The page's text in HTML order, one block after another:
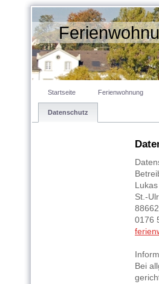
Startseite Ferienwohnung
Datenschutz
St.-
0176
Bei